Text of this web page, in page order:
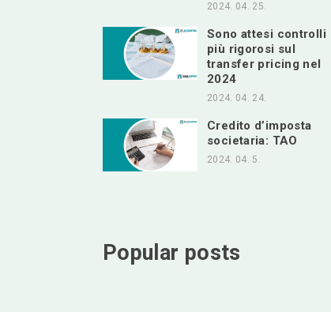
2024. 04. 25.
Sono attesi controlli
più rigorosi sul
transfer pricing nel
2024
2024. 04. 24.
Credito d’imposta
societaria: TAO
2024. 04. 5.
Popular posts